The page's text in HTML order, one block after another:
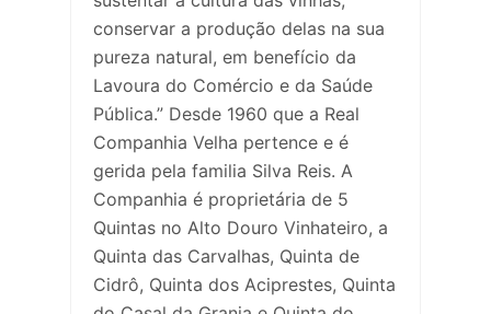
conservar a produção delas na sua
pureza natural, em benefício da
Lavoura do Comércio e da Saúde
Pública.” Desde 1960 que a Real
Companhia Velha pertence e é
gerida pela familia Silva Reis. A
Companhia é proprietária de 5
Quintas no Alto Douro Vinhateiro, a
Quinta das Carvalhas, Quinta de
Cidrô, Quinta dos Aciprestes, Quinta